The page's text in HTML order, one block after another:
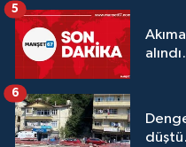
5
6